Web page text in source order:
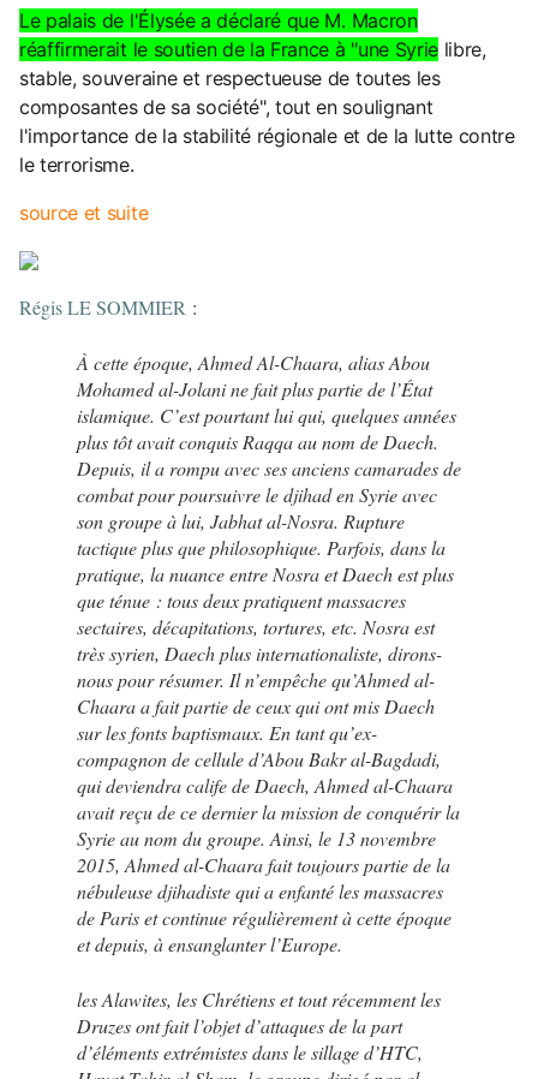
Le palais de l'Élysée a déclaré que M. Macron
réaffirmerait le soutien de la France à "une Syrie libre,
stable, souveraine et respectueuse de toutes les
composantes de sa société", tout en soulignant
l'importance de la stabilité régionale et de la lutte contre
le terrorisme.
source et suite
Régis LE SOMMIER :
À cette époque, Ahmed Al-Chaara, alias Abou
Mohamed al-Jolani ne fait plus partie de l’État
islamique. C’est pourtant lui qui, quelques années
plus tôt avait conquis Raqqa au nom de Daech.
Depuis, il a rompu avec ses anciens camarades de
combat pour poursuivre le djihad en Syrie avec
son groupe à lui, Jabhat al-Nosra. Rupture
tactique plus que philosophique. Parfois, dans la
pratique, la nuance entre Nosra et Daech est plus
que ténue : tous deux pratiquent massacres
sectaires, décapitations, tortures, etc. Nosra est
très syrien, Daech plus internationaliste, dirons-
nous pour résumer. Il n’empêche qu’Ahmed al-
Chaara a fait partie de ceux qui ont mis Daech
sur les fonts baptismaux. En tant qu’ex-
compagnon de cellule d’Abou Bakr al-Bagdadi,
qui deviendra calife de Daech, Ahmed al-Chaara
avait reçu de ce dernier la mission de conquérir la
Syrie au nom du groupe. Ainsi, le 13 novembre
2015, Ahmed al-Chaara fait toujours partie de la
nébuleuse djihadiste qui a enfanté les massacres
de Paris et continue régulièrement à cette époque
et depuis, à ensanglanter l’Europe.
les Alawites, les Chrétiens et tout récemment les
Druzes ont fait l’objet d’attaques de la part
d’éléments extrémistes dans le sillage d’HTC,